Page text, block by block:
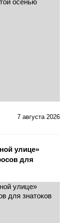
7 августа 2026
улице»
для